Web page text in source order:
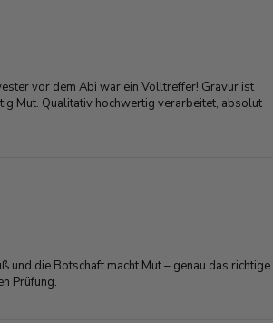
vor dem Abi war ein Volltreffer! Gravur ist
Mut. Qualitativ hochwertig verarbeitet, absolut
und die Botschaft macht Mut – genau das richtige
Prüfung.